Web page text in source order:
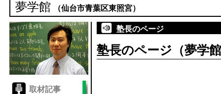
夢学館 （仙台市青葉区東照宮）
塾長のページ
塾長のページ（夢学
取材記事